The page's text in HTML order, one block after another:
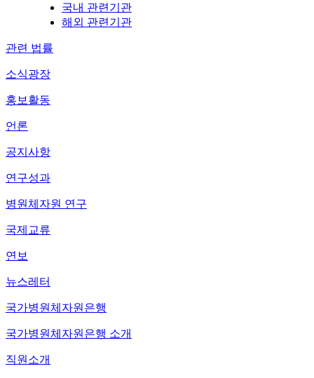
국내 관련기관
해외 관련기관
관련 법률
소식광장
홍보활동
언론
공지사항
연구성과
병원체자원 연구
국제교류
연보
뉴스레터
국가병원체자원은행
국가병원체자원은행 소개
직원소개